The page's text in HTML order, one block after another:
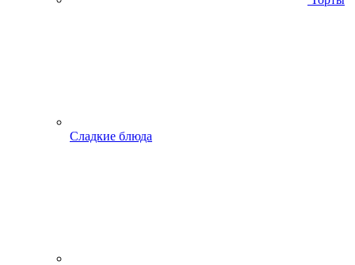
Сладкие блюда